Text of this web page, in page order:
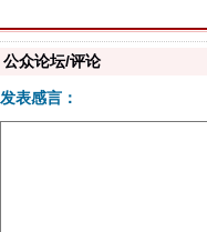
公众论坛/评论
发表感言：